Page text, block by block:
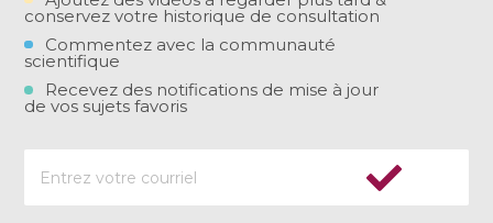
conservez votre historique de consultation
Commentez avec la communauté
scientifique
Recevez des notifications de mise à jour
de vos sujets favoris